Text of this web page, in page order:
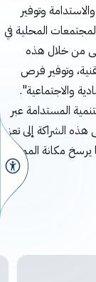
وتوفير
المحلية في
من خلال هذه
وتوفير فرص
والاجتماعية".
المستدامة عبر
الشراكة إلى تعزيز
مكانة المملكة